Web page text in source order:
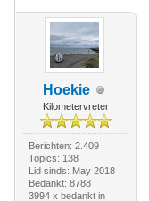
Hoekie
Kilometervreter
Berichten: 2.409
Topics: 138
Lid sinds: May 2018
Bedankt: 8788
3994 x bedankt in